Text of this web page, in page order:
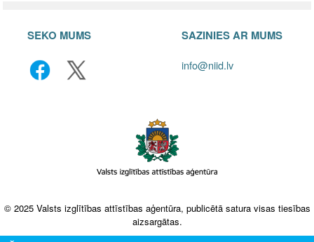
SEKO MUMS SAZINIES AR MUMS
info@niid.lv
© 2025 Valsts izglītības attīstības aģentūra, publicētā satura visas tiesības
aizsargātas.